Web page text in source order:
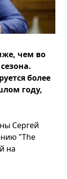
чем во
более
году,
Сергей
"The
на